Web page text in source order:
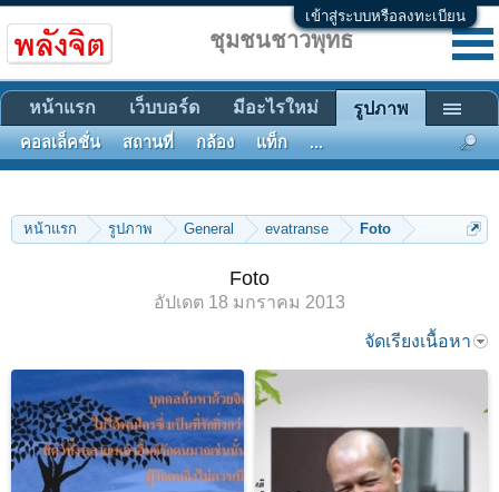
เข้าสู่ระบบหรือลงทะเบียน
หน้าแรก รูปภาพ General evatranse Foto
Foto
อัปเดต 18 มกราคม 2013
จัดเรียงเนื้อหา
ชุมชนชาวพุทธ
หน้าแรก เว็บบอร์ด มีอะไรใหม่ รูปภาพ
คอลเล็คชั่น สถานที่ กล้อง แท็ก ...